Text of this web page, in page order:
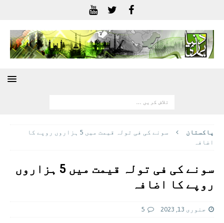
پاکستان
سونے کی فی تولہ قیمت میں 5 ہزاروں روپے کا
اضافہ
سونے کی فی تولہ قیمت میں 5 ہزاروں
روپے کا اضافہ
جنوری 13, 2023 5